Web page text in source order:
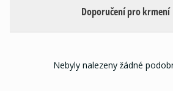
Doporučení pro krmení
Nebyly nalezeny žádné